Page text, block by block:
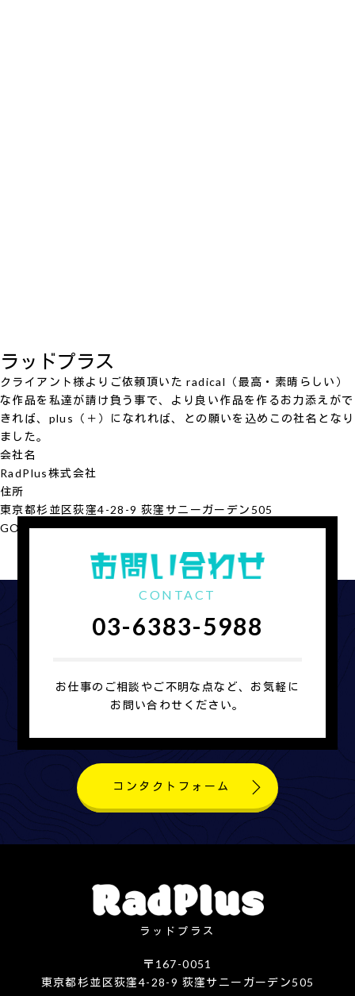
ラッドプラス
クライアント様よりご依頼頂いた radical（最高・素晴らしい）
な作品を私達が請け負う事で、より良い作品を作るお力添えがで
きれば、plus（＋）になれれば、との願いを込めこの社名となり
ました。
会社名
RadPlus株式会社
住所
東京都杉並区荻窪4-28-9 荻窪サニーガーデン505
GOOGLE MAP
会社概要を見る
CONTACT
03-6383-5988
お仕事のご相談やご不明な点など、お気軽に
お問い合わせください。
コンタクトフォーム
ラッドプラス
〒167-0051
東京都杉並区荻窪4-28-9 荻窪サニーガーデン505